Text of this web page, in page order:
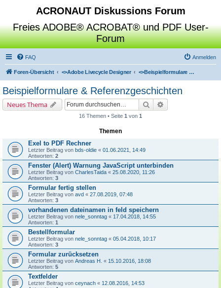
ACRONAUT Diskussions Forum
Freies ADOBE® ACROBAT® und PDF User-
Forum
FAQ Anmelden
Foren-Übersicht <>Adobe Livecycle Designer <>Beispielformulare & Referenzgeschichten
Beispielformulare & Referenzgeschichten
Neues Thema Suche
16 Themen • Seite 1 von 1
Themen
Exel to PDF Rechner
Letzter Beitrag von bds-oldie « 01.06.2021, 14:49
Antworten: 2
Fenster (Alert) Warnung JavaScript unterbinden
Letzter Beitrag von CharlesTaida « 25.08.2020, 11:26
Antworten: 3
Formular fertig stellen
Letzter Beitrag von avd « 27.08.2019, 07:48
Antworten: 3
vorhandenen dateinamen in feld speichern
Letzter Beitrag von nele_sonntag « 17.04.2018, 14:55
Antworten: 1
Bestellformular
Letzter Beitrag von nele_sonntag « 05.04.2018, 10:17
Antworten: 3
Formular zurücksetzen
Letzter Beitrag von Andreas H. « 15.10.2016, 18:08
Antworten: 5
Textfelder
Letzter Beitrag von ceynach « 12.08.2016, 14:53